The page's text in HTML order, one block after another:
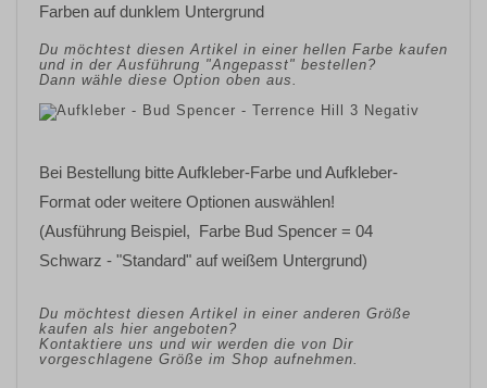
Farben auf dunklem Untergrund
Du möchtest diesen Artikel in einer hellen Farbe kaufen
und in der Ausführung "Angepasst" bestellen?
Dann wähle diese Option oben aus.
Bei Bestellung bitte Aufkleber-Farbe und Aufkleber-
Format oder weitere Optionen auswählen!
(Ausführung Beispiel, Farbe Bud Spencer = 04
Schwarz - "Standard" auf weißem Untergrund)
Du möchtest diesen Artikel in einer anderen Größe
kaufen als hier angeboten?
Kontaktiere uns und wir werden die von Dir
vorgeschlagene Größe im Shop aufnehmen.